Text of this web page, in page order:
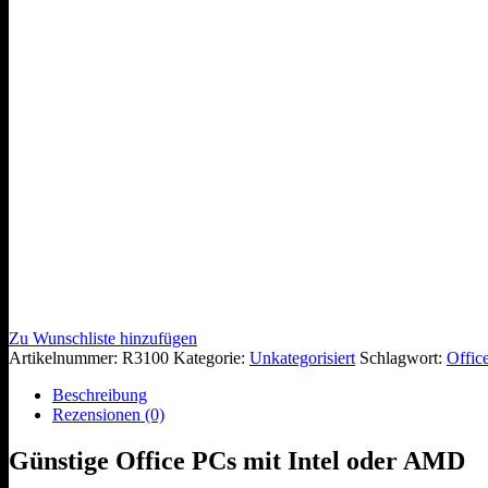
Zu Wunschliste hinzufügen
Artikelnummer: R3100 Kategorie: Unkategorisiert Schlagwort:
Beschreibung
Rezensionen (0)
Günstige Office PCs mit Intel oder AMD